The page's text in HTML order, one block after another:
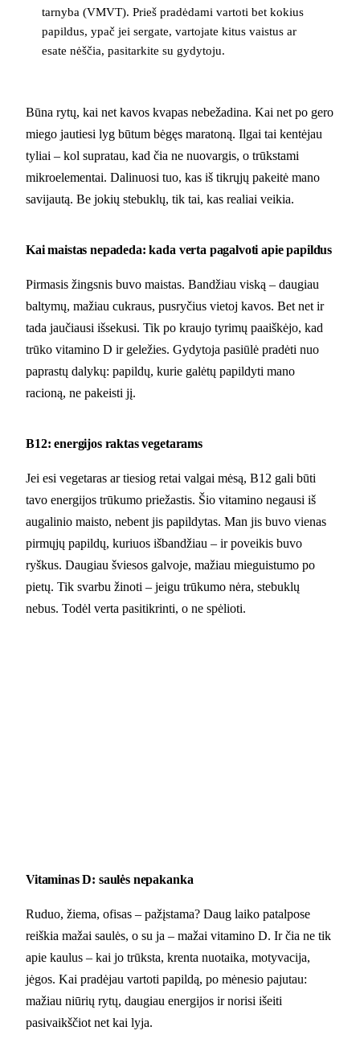
tarnyba (VMVT). Prieš pradėdami vartoti bet kokius
papildus, ypač jei sergate, vartojate kitus vaistus ar
esate nėščia, pasitarkite su gydytoju.
Būna rytų, kai net kavos kvapas nebežadina. Kai net po gero
miego jautiesi lyg būtum bėgęs maratoną. Ilgai tai kentėjau
tyliai – kol supratau, kad čia ne nuovargis, o trūkstami
mikroelementai. Dalinuosi tuo, kas iš tikrųjų pakeitė mano
savijautą. Be jokių stebuklų, tik tai, kas realiai veikia.
Kai maistas nepadeda: kada verta pagalvoti apie papildus
Pirmasis žingsnis buvo maistas. Bandžiau viską – daugiau
baltymų, mažiau cukraus, pusryčius vietoj kavos. Bet net ir
tada jaučiausi išsekusi. Tik po kraujo tyrimų paaiškėjo, kad
trūko vitamino D ir geležies. Gydytoja pasiūlė pradėti nuo
paprastų dalykų: papildų, kurie galėtų papildyti mano
racioną, ne pakeisti jį.
B12: energijos raktas vegetarams
Jei esi vegetaras ar tiesiog retai valgai mėsą, B12 gali būti
tavo energijos trūkumo priežastis. Šio vitamino negausi iš
augalinio maisto, nebent jis papildytas. Man jis buvo vienas
pirmųjų papildų, kuriuos išbandžiau – ir poveikis buvo
ryškus. Daugiau šviesos galvoje, mažiau mieguistumo po
pietų. Tik svarbu žinoti – jeigu trūkumo nėra, stebuklų
nebus. Todėl verta pasitikrinti, o ne spėlioti.
Vitaminas D: saulės nepakanka
Ruduo, žiema, ofisas – pažįstama? Daug laiko patalpose
reiškia mažai saulės, o su ja – mažai vitamino D. Ir čia ne tik
apie kaulus – kai jo trūksta, krenta nuotaika, motyvacija,
jėgos. Kai pradėjau vartoti papildą, po mėnesio pajutau:
mažiau niūrių rytų, daugiau energijos ir norisi išeiti
pasivaikščiot net kai lyja.